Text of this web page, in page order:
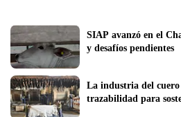
SIAP avanzó en el
La industria del cuero
trazabilidad para